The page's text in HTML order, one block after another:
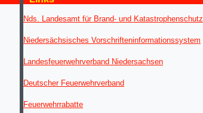
Nds. Landesamt für Brand- und Katastrophenschutz
Niedersächsisches Vorschrifteninformationssystem
Landesfeuerwehrverband Niedersachsen
Deutscher Feuerwehrverband
Feuerwehrrabatte